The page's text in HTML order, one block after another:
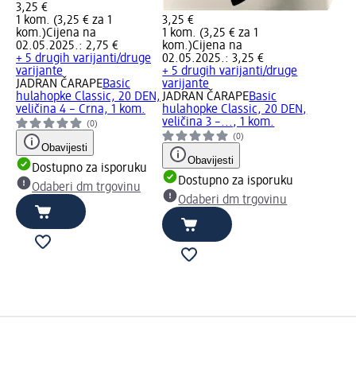
3,25 €
1 kom. (3,25 € za 1
kom.)Cijena na
02.05.2025.: 2,75 €
+ 5 drugih varijanti/druge
varijante
JADRAN ČARAPEBasic
hulahopke Classic, 20 DEN,
veličina 4 – Crna, 1 kom.
(0)
Obavijesti
Dostupno za isporuku
Odaberi dm trgovinu
3,25 €
1 kom. (3,25 € za 1
kom.)Cijena na
02.05.2025.: 3,25 €
+ 5 drugih varijanti/druge
varijante
JADRAN ČARAPEBasic
hulahopke Classic, 20 DEN,
veličina 3 –..., 1 kom.
(0)
Obavijesti
Dostupno za isporuku
Odaberi dm trgovinu